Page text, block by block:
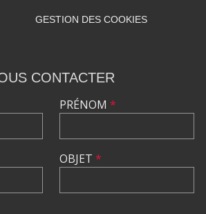
GESTION DES COOKIES
CONTACTER
PRÉNOM *
OBJET *